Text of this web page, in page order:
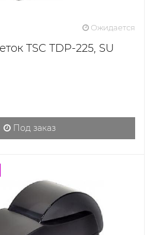
Ожидается
TSC TDP-225, SU
Под заказ